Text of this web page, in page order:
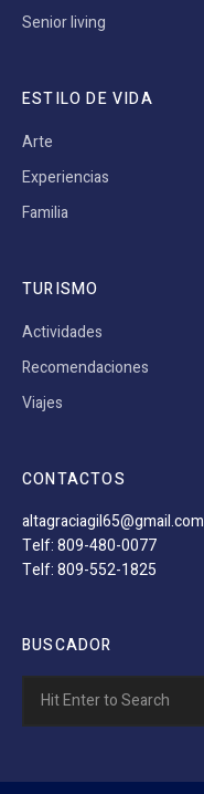
Senior living
ESTILO DE VIDA
Arte
Experiencias
Familia
TURISMO
Actividades
Recomendaciones
Viajes
CONTACTOS
altagraciagil65@gmail.com
Telf: 809-480-0077
Telf: 809-552-1825
BUSCADOR
for: